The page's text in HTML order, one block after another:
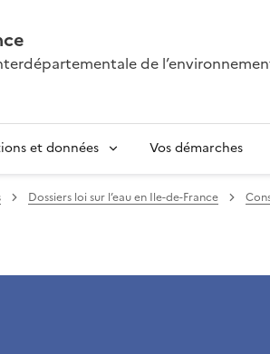
de
et données Vos démarches
Dossiers loi sur l’eau en Ile-de-France